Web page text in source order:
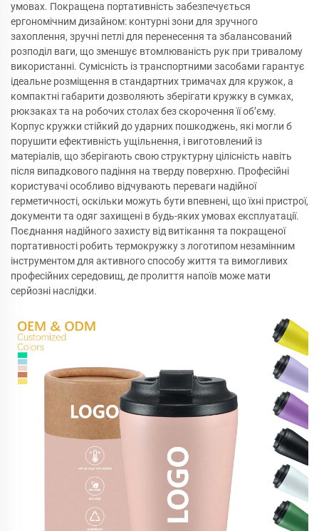
умовах. Покращена портативність забезпечується
ергономічним дизайном: контурні зони для зручного
захоплення, зручні петлі для перенесення та збалансований
розподіл ваги, що зменшує втомлюваність рук при тривалому
використанні. Сумісність із транспортними засобами гарантує
ідеальне розміщення в стандартних тримачах для кружок, а
компактні габарити дозволяють зберігати кружку в сумках,
рюкзаках та на робочих столах без скорочення її об’єму.
Корпус кружки стійкий до ударних пошкоджень, які могли б
порушити ефективність ущільнення, і виготовлений із
матеріалів, що зберігають свою структурну цілісність навіть
після випадкового падіння на тверду поверхню. Професійні
користувачі особливо відчувають переваги надійної
герметичності, оскільки можуть бути впевнені, що їхні пристрої,
документи та одяг захищені в будь-яких умовах експлуатації.
Поєднання надійного захисту від витікання та покращеної
портативності робить термокружку з логотипом незамінним
інструментом для активного способу життя та вимогливих
професійних середовищ, де пролиття напоїв може мати
серйозні наслідки.